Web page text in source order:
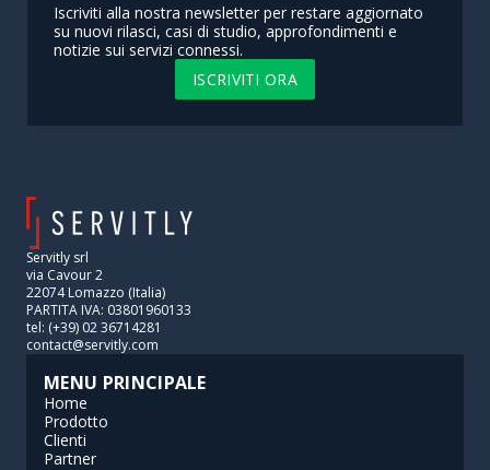
Iscriviti alla nostra newsletter per restare aggiornato
su nuovi rilasci, casi di studio, approfondimenti e
notizie sui servizi connessi.
ISCRIVITI ORA
Servitly srl
via Cavour 2
22074 Lomazzo (Italia)
PARTITA IVA: 03801960133
tel: (+39) 02 36714281
contact@servitly.com
MENU PRINCIPALE
Home
Prodotto
Clienti
Partner